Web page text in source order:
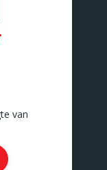
van